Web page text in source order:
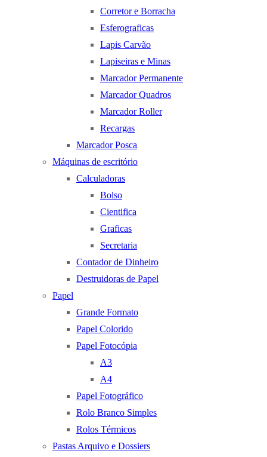
Corretor e Borracha
Esferograficas
Lapis Carvão
Lapiseiras e Minas
Marcador Permanente
Marcador Quadros
Marcador Roller
Recargas
Marcador Posca
Máquinas de escritório
Calculadoras
Bolso
Cientifica
Graficas
Secretaria
Contador de Dinheiro
Destruidoras de Papel
Papel
Grande Formato
Papel Colorido
Papel Fotocópia
A3
A4
Papel Fotográfico
Rolo Branco Simples
Rolos Térmicos
Pastas Arquivo e Dossiers